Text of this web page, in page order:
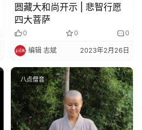
圆藏大和尚开示 | 悲智行愿
四大菩萨
0 0 0
编辑 志斌 2023年2月26日
八点僧音